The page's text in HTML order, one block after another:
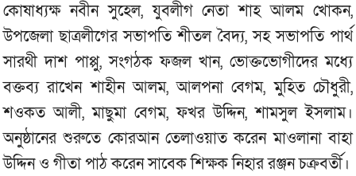
কোষাধ্যক্ষ নবীন সুহেল, যুবলীগ নেতা শাহ আলম খোকন,
উপজেলা ছাত্রলীগের সভাপতি শীতল বৈদ্য, সহ সভাপতি পার্থ
সারথী দাশ পাপ্পু, সংগঠক ফজল খান, ভোক্তভোগীদের মধ্যে
বক্তব্য রাখেন শাহীন আলম, আলপনা বেগম, মুহিত চৌধুরী,
শওকত আলী, মাছুমা বেগম, ফখর উদ্দিন, শামসুল ইসলাম।
অনুষ্ঠানের শুরুতে কোরআন তেলাওয়াত করেন মাওলানা বাহা
উদ্দিন ও গীতা পাঠ করেন সাবেক শিক্ষক নিহার রঞ্জন চক্রবর্তী।